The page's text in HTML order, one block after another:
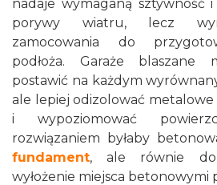
nadaje wymaganą sztywność
porywy wiatru, lecz
zamocowania do
podłoża. Garaże blaszane
postawić na każdym
ale lepiej odizolować
i wypoziomować
rozwiązaniem byłaby
fundament, ale równie
wyłożenie miejsca betonowymi